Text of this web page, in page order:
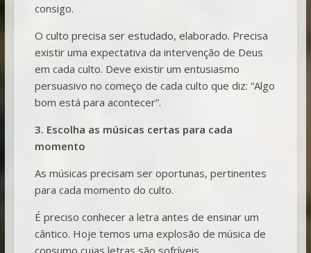
consigo.
O culto precisa ser estudado, elaborado. Precisa
existir uma expectativa da intervenção de Deus
em cada culto. Deve existir um entusiasmo
persuasivo no começo de cada culto que diz: “Algo
bom está para acontecer”.
3. Escolha as músicas certas para cada
momento
As músicas precisam ser oportunas, pertinentes
para cada momento do culto.
É preciso conhecer a letra antes de ensinar um
cântico. Hoje temos uma explosão de música de
consumo cujas letras são sofríveis.